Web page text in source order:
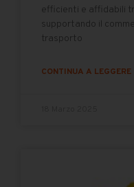
efficienti e affidabili
supportando il
trasporto
CONTINUA A LEGGERE